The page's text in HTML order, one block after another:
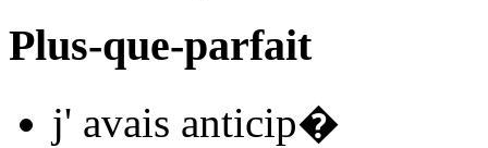
Plus-que-parfait
j' avais anticip�